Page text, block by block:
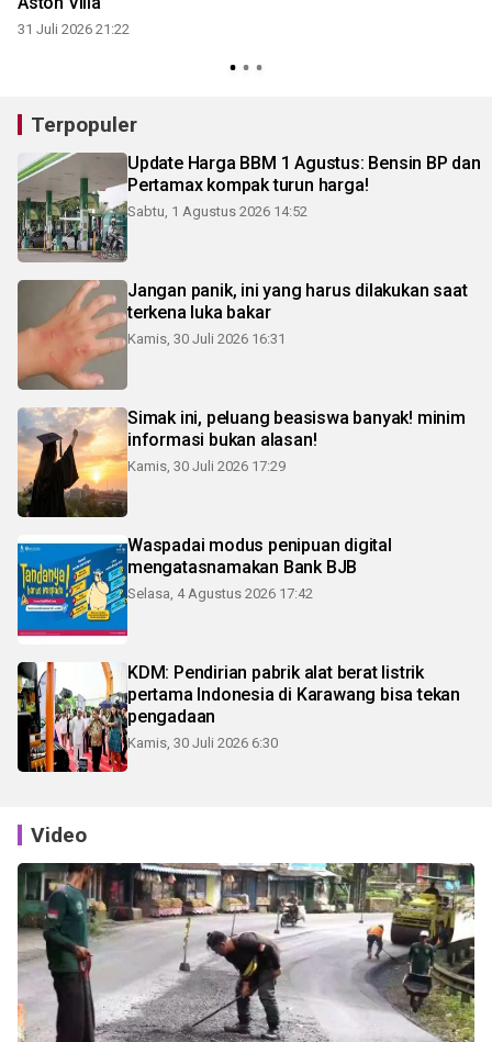
31 Juli 2026 21:22
Terpopuler
Update Harga BBM 1 Agustus: Bensin BP dan
Pertamax kompak turun harga!
Sabtu, 1 Agustus 2026 14:52
Jangan panik, ini yang harus dilakukan saat
terkena luka bakar
Kamis, 30 Juli 2026 16:31
Simak ini, peluang beasiswa banyak! minim
informasi bukan alasan!
Kamis, 30 Juli 2026 17:29
Waspadai modus penipuan digital
mengatasnamakan Bank BJB
Selasa, 4 Agustus 2026 17:42
KDM: Pendirian pabrik alat berat listrik
pertama Indonesia di Karawang bisa tekan
pengadaan
Kamis, 30 Juli 2026 6:30
Video